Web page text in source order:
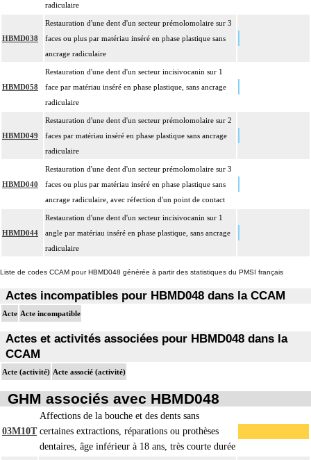
radiculaire
HBMD038
Restauration d'une dent d'un secteur prémolomolaire sur 3
faces ou plus par matériau inséré en phase plastique sans
ancrage radiculaire
HBMD058
Restauration d'une dent d'un secteur incisivocanin sur 1
face par matériau inséré en phase plastique, sans ancrage
radiculaire
HBMD049
Restauration d'une dent d'un secteur prémolomolaire sur 2
faces par matériau inséré en phase plastique sans ancrage
radiculaire
HBMD040
Restauration d'une dent d'un secteur prémolomolaire sur 3
faces ou plus par matériau inséré en phase plastique sans
ancrage radiculaire, avec réfection d'un point de contact
HBMD044
Restauration d'une dent d'un secteur incisivocanin sur 1
angle par matériau inséré en phase plastique, sans ancrage
radiculaire
Liste de codes CCAM pour HBMD048 générée à partir des statistiques du PMSI français
Actes incompatibles pour HBMD048 dans la CCAM
Acte Acte incompatible
Actes et activités associées pour HBMD048 dans la
CCAM
Acte (activité) Acte associé (activité)
GHM associés avec HBMD048
03M10T
Affections de la bouche et des dents sans
certaines extractions, réparations ou prothèses
dentaires, âge inférieur à 18 ans, très courte durée